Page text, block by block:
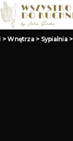
>Wnętrza> Sypialnia>